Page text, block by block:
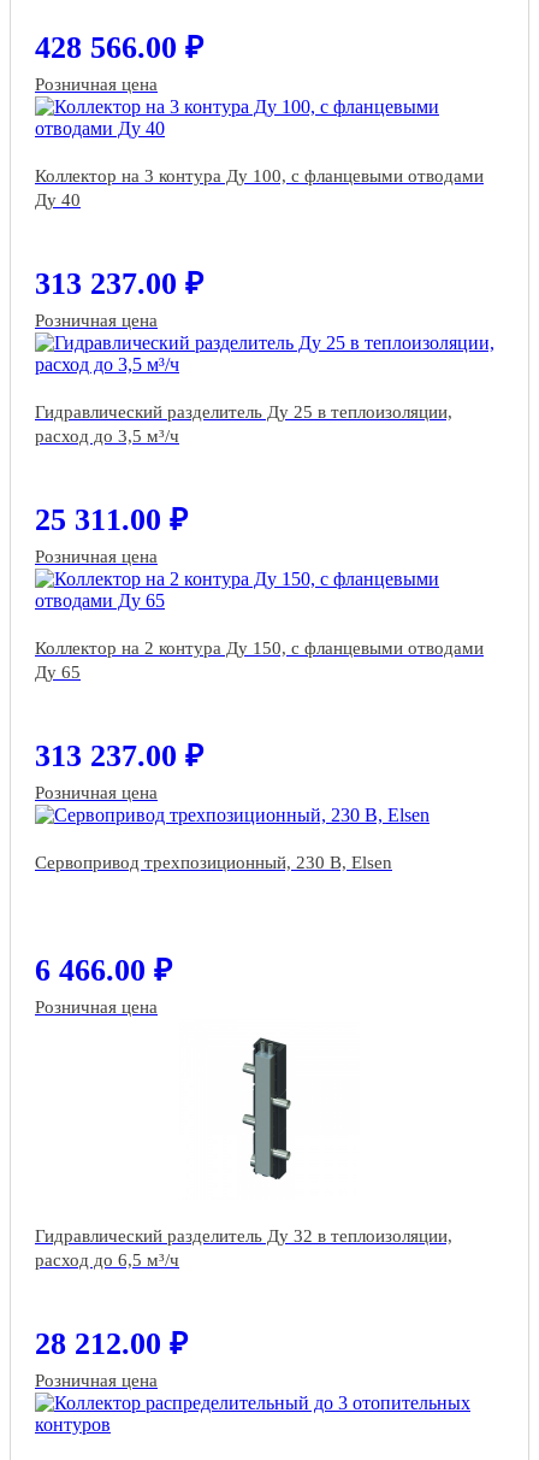
428 566.00 ₽
Розничная цена
Коллектор на 3 контура Ду 100, с фланцевыми отводами
Ду 40
313 237.00 ₽
Розничная цена
Гидравлический разделитель Ду 25 в теплоизоляции,
расход до 3,5 м³/ч
25 311.00 ₽
Розничная цена
Коллектор на 2 контура Ду 150, с фланцевыми отводами
Ду 65
313 237.00 ₽
Розничная цена
Сервопривод трехпозиционный, 230 В, Elsen
6 466.00 ₽
Розничная цена
Гидравлический разделитель Ду 32 в теплоизоляции,
расход до 6,5 м³/ч
28 212.00 ₽
Розничная цена